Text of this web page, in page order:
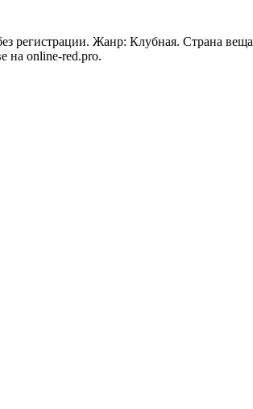
регистрации. Жанр: Клубная. Страна
на online-red.pro.